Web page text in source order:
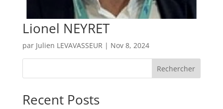
Lionel NEYRET
par Julien LEVAVASSEUR | Nov 8, 2024
Rechercher
Recent Posts